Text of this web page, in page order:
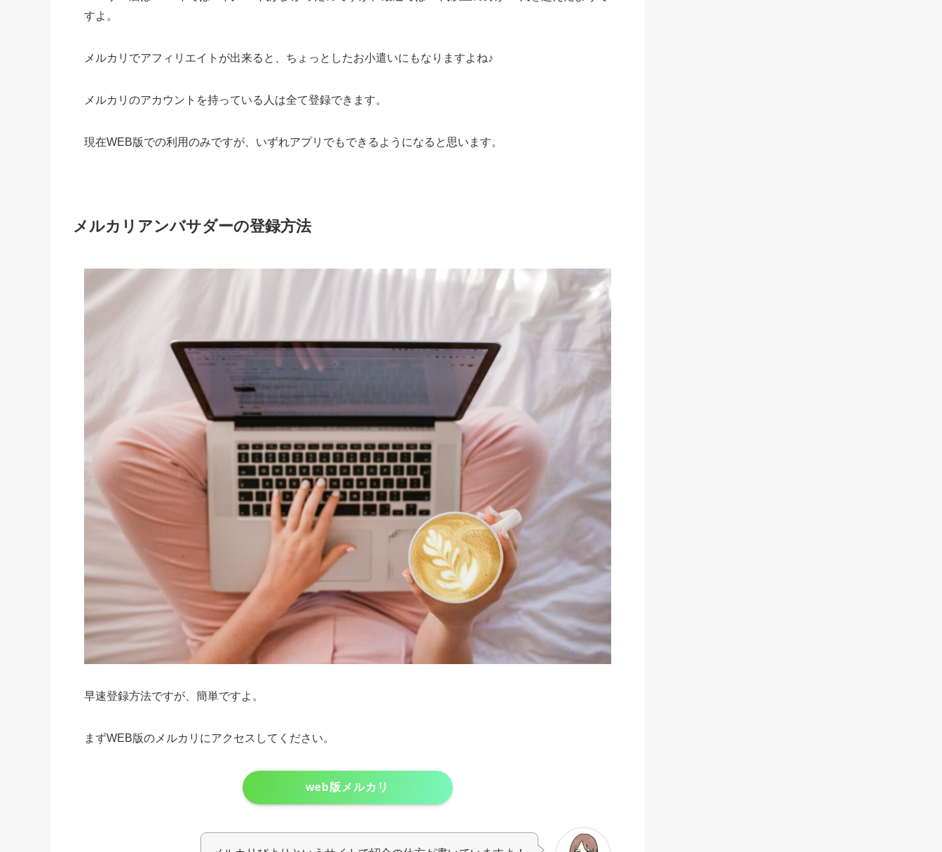
すよ。
メルカリでアフィリエイトが出来ると、ちょっとしたお小遣いにもなりますよね♪
メルカリのアカウントを持っている人は全て登録できます。
現在WEB版での利用のみですが、いずれアプリでもできるようになると思います。
メルカリアンバサダーの登録方法
早速登録方法ですが、簡単ですよ。
まずWEB版のメルカリにアクセスしてください。
web版メルカリ